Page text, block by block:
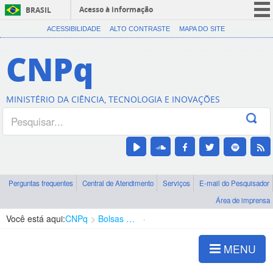
BRASIL
Acesso à informação
CORONAVÍRUS (COVID-19)
Canais
ACESSIBILIDADE ALTO CONTRASTE MAPA DO SITE
CNPq
MINISTÉRIO DA CIÊNCIA, TECNOLOGIA E INOVAÇÕES
Perguntas frequentes Central de Atendimento Serviços
E-mail do Pesquisador
Área de imprensa
Você está aqui:CNPq Bolsas e Auxílios Vigentes
MENU